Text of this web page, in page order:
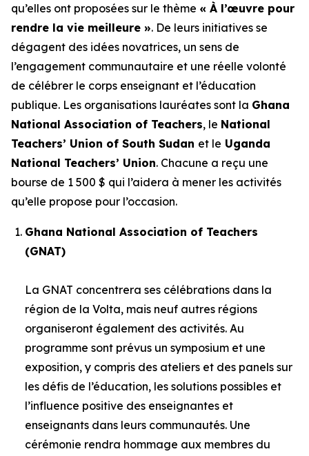
qu’elles ont proposées sur le thème « À l’œuvre pour
rendre la vie meilleure ». De leurs initiatives se
dégagent des idées novatrices, un sens de
l’engagement communautaire et une réelle volonté
de célébrer le corps enseignant et l’éducation
publique. Les organisations lauréates sont la Ghana
National Association of Teachers, le National
Teachers’ Union of South Sudan et le Uganda
National Teachers’ Union. Chacune a reçu une
bourse de 1 500 $ qui l’aidera à mener les activités
qu’elle propose pour l’occasion.
Ghana National Association of Teachers
(GNAT)
La GNAT concentrera ses célébrations dans la
région de la Volta, mais neuf autres régions
organiseront également des activités. Au
programme sont prévus un symposium et une
exposition, y compris des ateliers et des panels sur
les défis de l’éducation, les solutions possibles et
l’influence positive des enseignantes et
enseignants dans leurs communautés. Une
cérémonie rendra hommage aux membres du